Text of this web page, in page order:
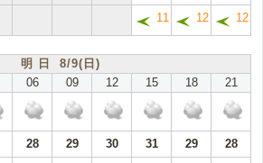
11 12 12
明 日 8/9(日)
06 09 12 15 18 21
28 29 30 31 29
28